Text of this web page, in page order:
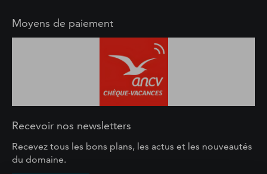
Recevoir nos newsletters
Recevez tous les bons plans, les actus et les nouveautés
du domaine.
Moyens de paiement